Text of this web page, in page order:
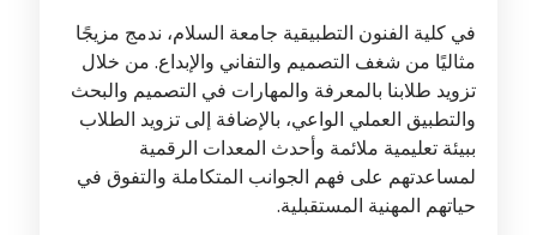
في كلية الفنون التطبيقية جامعة السلام، ندمج مزيجًا
مثاليًا من شغف التصميم والتفاني والإبداع. من خلال
تزويد طلابنا بالمعرفة والمهارات في التصميم والبحث
والتطبيق العملي الواعي، بالإضافة إلى تزويد الطلاب
ببيئة تعليمية ملائمة وأحدث المعدات الرقمية
لمساعدتهم على فهم الجوانب المتكاملة والتفوق في
حياتهم المهنية المستقبلية.